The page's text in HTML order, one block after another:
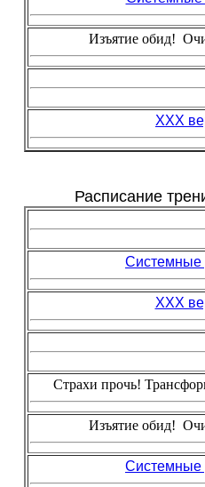
Изъятие обид!
ХХХ
Расписание
Системные
ХХХ
Страхи прочь!
Изъятие обид!
Системные